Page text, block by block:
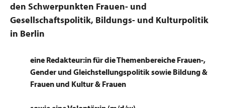
den Schwerpunkten Frauen- und
Gesellschaftspolitik, Bildungs- und Kulturpolitik
in Berlin
eine Redakteur:in für die Themenbereiche Frauen-,
Gender und Gleichstellungspolitik sowie Bildung &
Frauen und Kultur & Frauen